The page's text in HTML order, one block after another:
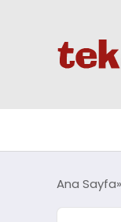
Ana Sayfa